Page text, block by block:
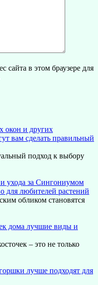
сайта в этом браузере для
окон и других
вам сделать правильный
подход к выбору
ухода за Сингониумом
для любителей растений
обликом становятся
дома лучшие виды и
– это не только